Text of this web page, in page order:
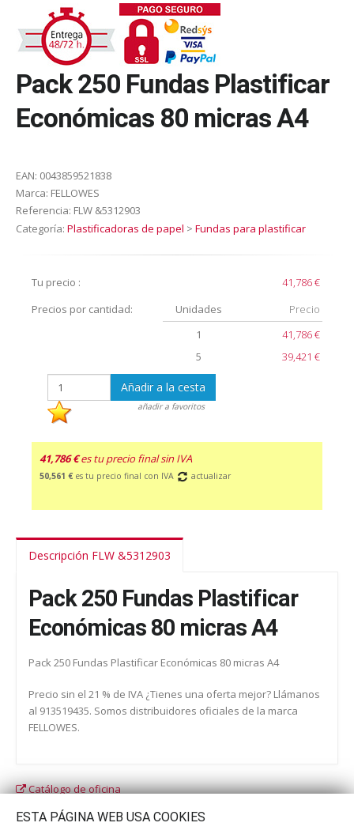
Pack 250 Fundas Plastificar
Económicas 80 micras A4
EAN: 0043859521838
Marca: FELLOWES
Referencia: FLW &5312903
Categoría: Plastificadoras de papel > Fundas para plastificar
Tu precio :
41,786 €
Precios por cantidad:
Unidades
Precio
1
41,786 €
5
39,421 €
Añadir a la cesta
añadir a favoritos
41,786 € es tu precio final sin IVA
50,561 € es tu precio final con IVA actualizar
Descripción FLW &5312903
Pack 250 Fundas Plastificar
Económicas 80 micras A4
Pack 250 Fundas Plastificar Económicas 80 micras A4
Precio sin el 21 % de IVA ¿Tienes una oferta mejor? Llámanos
al 913519435. Somos distribuidores oficiales de la marca
FELLOWES.
Catálogo de oficina
ESTA PÁGINA WEB USA COOKIES